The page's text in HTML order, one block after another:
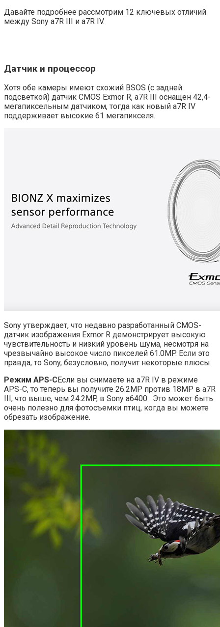
Давайте подробнее рассмотрим 12 ключевых отличий
между Sony a7R III и a7R IV.
Датчик и процессор
Хотя обе камеры имеют схожий BSOS (с задней
подсветкой) датчик CMOS Exmor R, a7R III оснащен 42,4-
мегапиксельным датчиком, тогда как новый a7R IV
поддерживает высокие 61 мегапикселя.
Sony утверждает, что недавно разработанный CMOS-
датчик изображения Exmor R демонстрирует высокую
чувствительность и низкий уровень шума, несмотря на
чрезвычайно высокое число пикселей 61.0MP. Если это
правда, то Sony, безусловно, получит некоторые плюсы.
Режим APS-CЕсли вы снимаете на a7R IV в режиме
APS-C, то теперь вы получите 26.2MP против 18MP в a7R
III, что выше, чем 24.2MP, в Sony a6400 . Это может быть
очень полезно для фотосъемки птиц, когда вы можете
обрезать изображение.